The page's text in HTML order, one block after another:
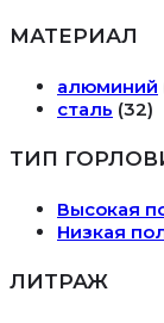
МАТЕРИАЛ
алюминий
сталь (32)
ТИП
Высокая
Низкая
ЛИТРАЖ